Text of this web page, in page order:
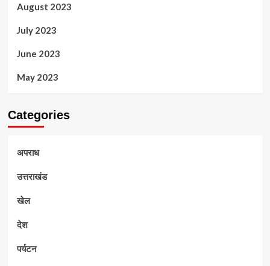
August 2023
July 2023
June 2023
May 2023
Categories
अपराध
उत्तराखंड
खेल
देश
पर्यटन